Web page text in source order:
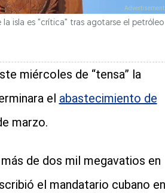
isla es "crítica" tras agotarse el petróleo
miércoles de “tensa” la
el abastecimiento de
marzo.
de dos mil megavatios en
el mandatario cubano en